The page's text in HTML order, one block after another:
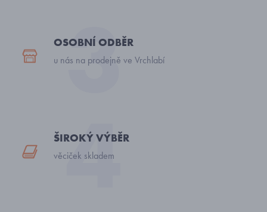
OSOBNÍ ODBĚR
u nás na prodejně ve Vrchlabí
ŠIROKÝ VÝBĚR
věciček skladem